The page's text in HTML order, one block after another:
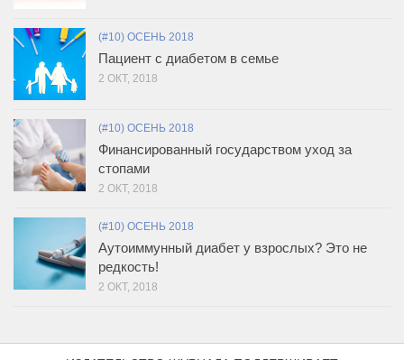
(#10) ОСЕНЬ 2018
Пациент с диабетом в семье
2 ОКТ, 2018
(#10) ОСЕНЬ 2018
Финансированный государством уход за
стопами
2 ОКТ, 2018
(#10) ОСЕНЬ 2018
Аутоиммунный диабет у взрослых? Это не
редкость!
2 ОКТ, 2018